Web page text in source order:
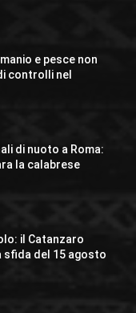
e pesce non
controlli nel
di nuoto a Roma:
la calabrese
il Catanzaro
sfida del 15 agosto